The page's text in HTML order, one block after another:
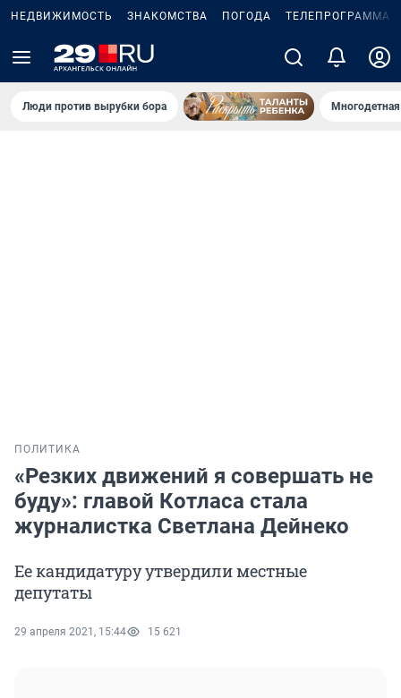
НЕДВИЖИМОСТЬ ЗНАКОМСТВА ПОГОДА ТЕЛЕПРОГРАММА
Люди против вырубки бора
ПОЛИТИКА
«Резких движений я совершать не
буду»: главой Котласа стала
журналистка Светлана Дейнеко
Ее кандидатуру утвердили местные
депутаты
29 апреля 2021, 15:44 15 621